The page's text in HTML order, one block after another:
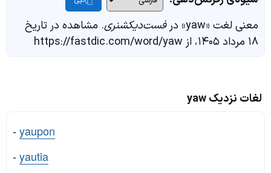
معنی لغت «yaw» در فست‌دیکشنری. مشاهده در تاریخ
۱۸ مرداد ۱۴۰۵، از https://fastdic.com/word/yaw
لغات نزدیک yaw
-yaupon
-yautia